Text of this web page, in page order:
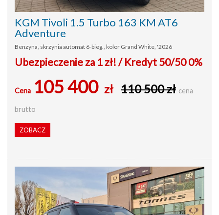
KGM Tivoli 1.5 Turbo 163 KM AT6
Adventure
Benzyna, skrzynia automat 6-bieg., kolor Grand White, '2026
Ubezpieczenie za 1 zł! / Kredyt 50/50 0%
Cena 105 400 zł 110 500 zł cena
brutto
ZOBACZ